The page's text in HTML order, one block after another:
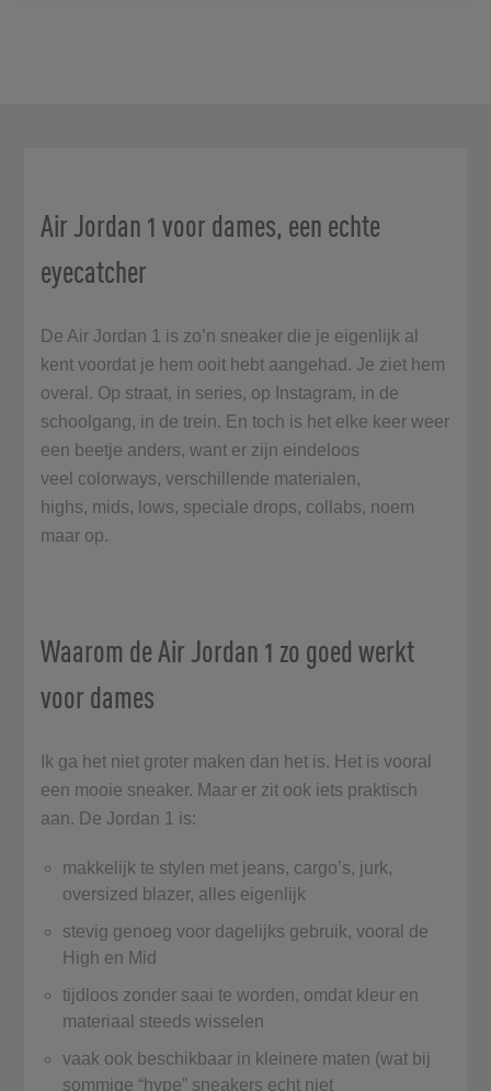
Air Jordan 1 voor dames, een echte
eyecatcher
De Air Jordan 1 is zo’n sneaker die je eigenlijk al
kent voordat je hem ooit hebt aangehad. Je ziet hem
overal. Op straat, in series, op Instagram, in de
schoolgang, in de trein. En toch is het elke keer weer
een beetje anders, want er zijn eindeloos
veel colorways, verschillende materialen,
highs, mids, lows, speciale drops, collabs, noem
maar op.
Waarom de Air Jordan 1 zo goed werkt
voor dames
Ik ga het niet groter maken dan het is. Het is vooral
een mooie sneaker. Maar er zit ook iets praktisch
aan. De Jordan 1 is:
makkelijk te stylen met jeans, cargo’s, jurk,
oversized blazer, alles eigenlijk
stevig genoeg voor dagelijks gebruik, vooral de
High en Mid
tijdloos zonder saai te worden, omdat kleur en
materiaal steeds wisselen
vaak ook beschikbaar in kleinere maten (wat bij
sommige “hype” sneakers echt niet